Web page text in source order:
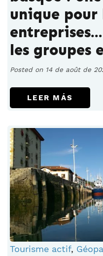
unique pour
les groupes
Posted on 14 de août de
LEER MÁS
Tourisme actif,